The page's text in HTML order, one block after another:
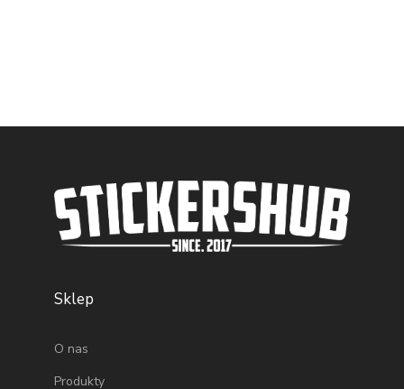
Sklep
O nas
Produkty